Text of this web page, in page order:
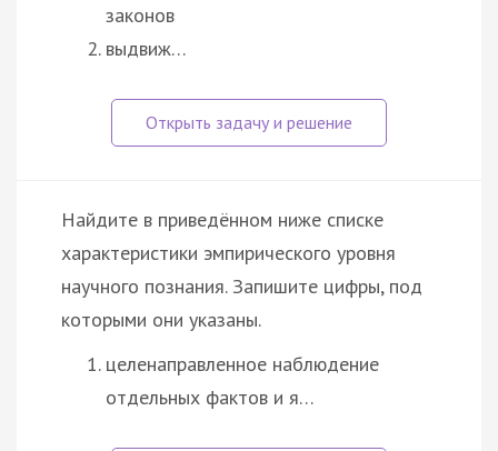
законов
выдвиж…
Найдите в приведённом ниже списке
характеристики эмпирического уровня
научного познания. Запишите цифры, под
которыми они указаны.
целенаправленное наблюдение
отдельных фактов и я…